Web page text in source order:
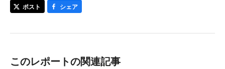
ポスト シェア
このレポートの関連記事